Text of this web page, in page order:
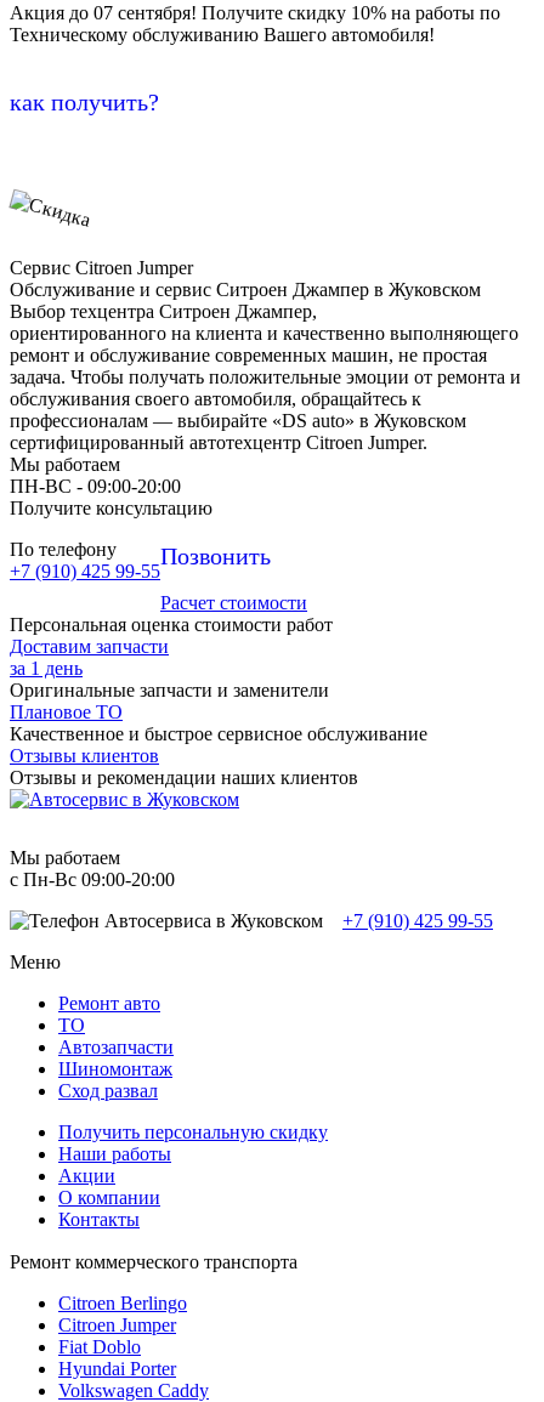
Акция до 07 сентября! Получите скидку 10% на работы по
Техническому обслуживанию Вашего автомобиля!
как получить?
Сервис Citroen Jumper
Обслуживание и сервис Ситроен Джампер в Жуковском
Выбор техцентра Ситроен Джампер,
ориентированного на клиента и качественно выполняющего
ремонт и обслуживание современных машин, не простая
задача. Чтобы получать положительные эмоции от ремонта и
обслуживания своего автомобиля, обращайтесь к
профессионалам — выбирайте «DS auto» в Жуковском
сертифицированный автотехцентр Citroen Jumper.
Мы работаем
ПН-ВC - 09:00-20:00
Получите консультацию
По телефону
+7 (910) 425 99-55
Позвонить
Расчет стоимости
Персональная оценка стоимости работ
Доставим запчасти
за 1 день
Оригинальные запчасти и заменители
Плановое ТО
Качественное и быстрое сервисное обслуживание
Отзывы клиентов
Отзывы и рекомендации наших клиентов
Мы работаем
с Пн-Вc 09:00-20:00
+7 (910) 425 99-55
Меню
Ремонт авто
TO
Автозапчасти
Шиномонтаж
Сход развал
Получить персональную скидку
Наши работы
Акции
О компании
Контакты
Ремонт коммерческого транспорта
Citroen Berlingo
Citroen Jumper
Fiat Doblo
Hyundai Porter
Volkswagen Caddy